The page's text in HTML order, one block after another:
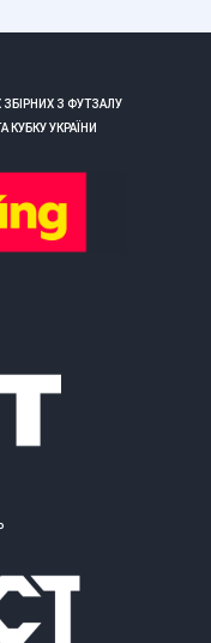
З ФУТЗАЛУ
КУБКУ УКРАЇНИ